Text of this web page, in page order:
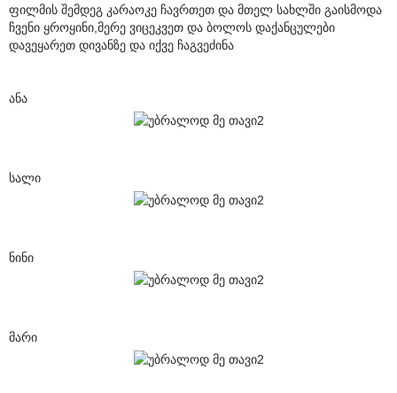
ფილმის შემდეგ კარაოკე ჩავრთეთ და მთელ სახლში გაისმოდა
ჩვენი ყროყინი,მერე ვიცეკვეთ და ბოლოს დაქანცულები
დავეყარეთ დივანზე და იქვე ჩაგვეძინა
ანა
სალი
ნინი
მარი